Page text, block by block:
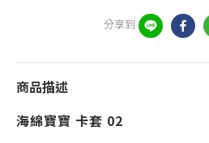
分享到
商品描述
海綿寶寶 卡套 02